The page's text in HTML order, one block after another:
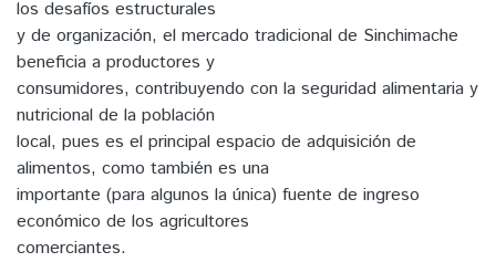
los desafíos estructurales
y de organización, el mercado tradicional de Sinchimache
beneficia a productores y
consumidores, contribuyendo con la seguridad alimentaria y
nutricional de la población
local, pues es el principal espacio de adquisición de
alimentos, como también es una
importante (para algunos la única) fuente de ingreso
económico de los agricultores
comerciantes.